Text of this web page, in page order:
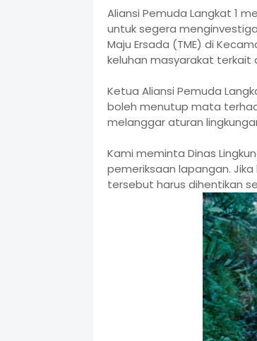
Aliansi Pemuda Langkat 1
untuk segera
Maju Ersada (TME) di
keluhan masyarakat terkait
Ketua Aliansi Pemuda
boleh menutup mata
melanggar aturan
Kami meminta Dinas
pemeriksaan lapangan.
tersebut harus dihentikan